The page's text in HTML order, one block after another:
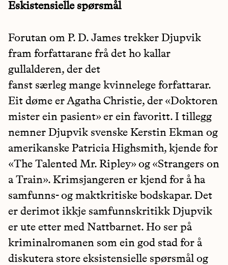
Eskistensielle spørsmål
Forutan om P. D. James trekker Djupvik
fram forfattarane frå det ho kallar
gullalderen, der det
fanst særleg mange kvinnelege forfattarar.
Eit døme er Agatha Christie, der «Doktoren
mister ein pasient» er ein favoritt. I tillegg
nemner Djupvik svenske Kerstin Ekman og
amerikanske Patricia Highsmith, kjende for
«The Talented Mr. Ripley» og «Strangers on
a Train». Krimsjangeren er kjend for å ha
samfunns- og maktkritiske bodskapar. Det
er derimot ikkje samfunnskritikk Djupvik
er ute etter med Nattbarnet. Ho ser på
kriminalromanen som ein god stad for å
diskutera store eksistensielle spørsmål og